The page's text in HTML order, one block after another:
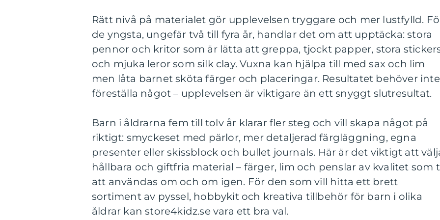
Rätt nivå på materialet gör upplevelsen tryggare och mer lustfylld.
de yngsta, ungefär två till fyra år, handlar det om att upptäcka: stora
pennor och kritor som är lätta att greppa, tjockt papper, stora
och mjuka leror som silk clay. Vuxna kan hjälpa till med sax och lim
men låta barnet sköta färger och placeringar. Resultatet behöver inte
föreställa något – upplevelsen är viktigare än ett snyggt slutresultat.
Barn i åldrarna fem till tolv år klarar fler steg och vill skapa något på
riktigt: smyckeset med pärlor, mer detaljerad färgläggning, egna
presenter eller skissblock och bullet journals. Här är det viktigt att
hållbara och giftfria material – färger, lim och penslar av kvalitet som
att användas om och om igen. För den som vill hitta ett brett
sortiment av pyssel, hobbykit och kreativa tillbehör för barn i olika
åldrar kan store4kidz.se vara ett bra val.